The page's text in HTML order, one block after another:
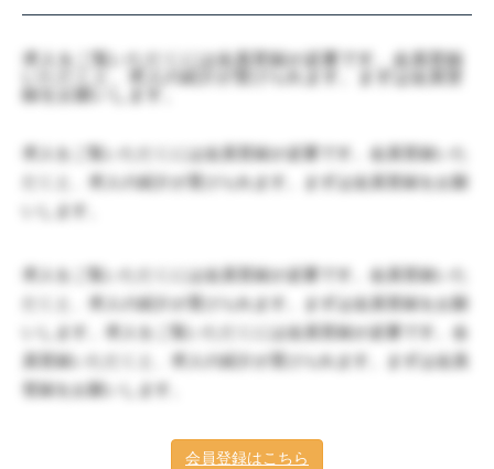
求人をご覧いただくには会員登録が必要です。会員登録
録をお願いします。
求人をご覧いただくには会員登録が必要です。会員登録いた
だくと、求人の紹介が受けられます。まずは会員登録をお願
いします。
求人をご覧いただくには会員登録が必要です。会員登録いた
だくと、求人の紹介が受けられます。まずは会員登録をお願
いします。求人をご覧いただくには会員登録が必要です。会
員登録いただくと、求人の紹介が受けられます。まずは会員
登録をお願いします。
会員登録はこちら